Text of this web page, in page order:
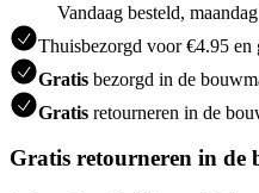
Vandaag besteld,
Thuisbezorgd voor €4.95 en
Gratis bezorgd in de
Gratis retourneren in de
Gratis retourneren in de